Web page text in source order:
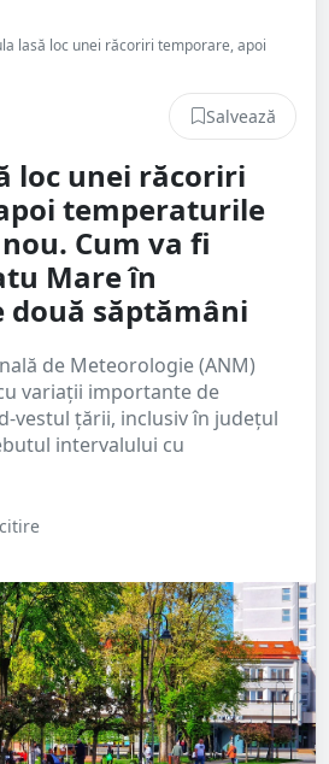
lasă loc unei răcoriri temporare, apoi
Salvează
loc unei răcoriri
temperaturile
Cum va fi
Mare în
săptămâni
de Meteorologie (ANM)
variații importante de
vestul țării, inclusiv în județul
intervalului cu